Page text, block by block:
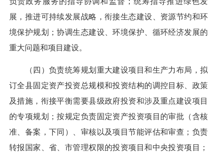
展，推进可持续发展战略，衔接生态建设、资源节约和环
境保护规划；协调生态建设、环境保护、循环经济发展的
重大问题和项目建设。
（四）负责统筹规划重大建设项目和生产力布局，拟
订全县固定资产投资总规模和投资结构的调控目标、政策
及措施，衔接平衡需要县级政府投资和涉及重点建设项目
的专项规划；按规定负责固定资产投资项目的审批（含核
准、备案，下同）、审核以及项目节能评估和审查；负责
转报国家、省、市管理权限的投资项目和中央投资项目；